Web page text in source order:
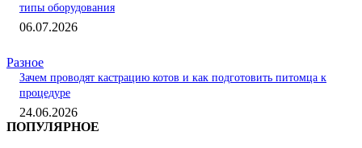
типы оборудования
06.07.2026
Разное
Зачем проводят кастрацию котов и как подготовить питомца к
процедуре
24.06.2026
ПОПУЛЯРНОЕ